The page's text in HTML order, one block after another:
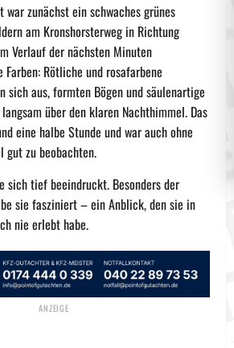
zunächst ein schwaches grünes
am Kronshorsterweg in Richtung
Verlauf der nächsten Minuten
Rötliche und rosafarbene
sich aus, formten Bögen und säulenartige
über den klaren Nachthimmel. Das
eine halbe Stunde und war auch ohne
zu beobachten.
sich tief beeindruckt. Besonders der
sie fasziniert – ein Anblick, den sie in
nie erlebt habe.